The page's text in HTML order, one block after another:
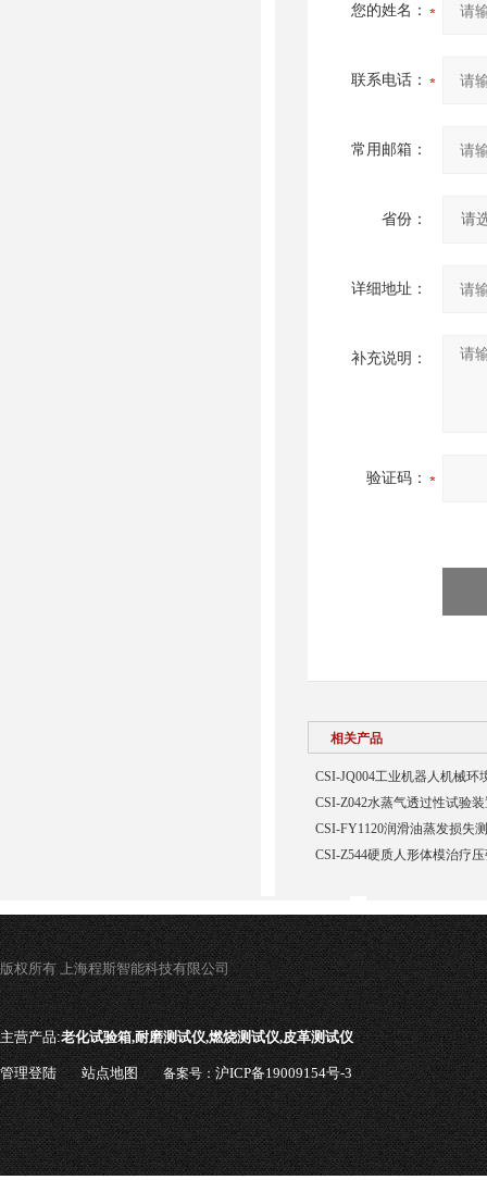
您的姓名：
联系电话：
常用邮箱：
省份：
详细地址：
补充说明：
验证码：
相关产品
CSI-JQ004工业机器人机械
CSI-Z042水蒸气透过性试验
CSI-FY1120润滑油蒸发损失
CSI-Z544硬质人形体模治疗
版权所有 上海程斯智能科技有限公司
主营产品:老化试验箱,耐磨测试仪,燃烧测试仪,皮革测试仪
管理登陆 站点地图 备案号：沪ICP备19009154号-3